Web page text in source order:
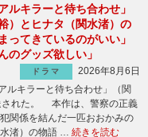
ルキラーと待ち合わせ」
）とヒナタ（関水渚）の
ってきているのがいい」
のグッズ欲しい」
ドラマ
2026年8月6日
ルキラーと待ち合わせ」（関
された。 本作は、警察の正義
関係を結んだ一匹おおかみの
渚）の物語 … 続きを読む